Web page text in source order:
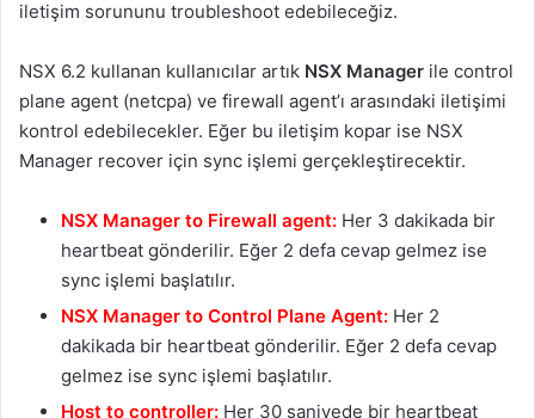
ö
d
e
r
m
k
iletişim sorununu troubleshoot edebileceğiz.
NSX 6.2 kullanan kullanıcılar artık NSX Manager ile control
plane agent (netcpa) ve firewall agent’ı arasındaki iletişimi
kontrol edebilecekler. Eğer bu iletişim kopar ise NSX
Manager recover için sync işlemi gerçekleştirecektir.
NSX Manager to Firewall agent: Her 3 dakikada bir
heartbeat gönderilir. Eğer 2 defa cevap gelmez ise
sync işlemi başlatılır.
NSX Manager to Control Plane Agent: Her 2
dakikada bir heartbeat gönderilir. Eğer 2 defa cevap
gelmez ise sync işlemi başlatılır.
Host to controller: Her 30 saniyede bir heartbeat